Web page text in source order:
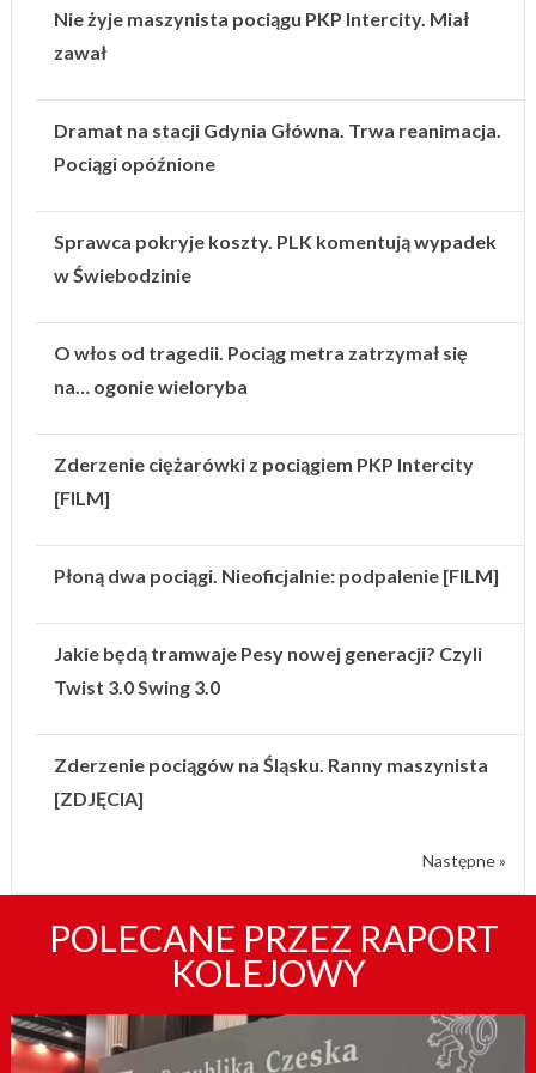
Nie żyje maszynista pociągu PKP Intercity. Miał
zawał
Dramat na stacji Gdynia Główna. Trwa reanimacja.
Pociągi opóźnione
Sprawca pokryje koszty. PLK komentują wypadek
w Świebodzinie
O włos od tragedii. Pociąg metra zatrzymał się
na… ogonie wieloryba
Zderzenie ciężarówki z pociągiem PKP Intercity
[FILM]
Płoną dwa pociągi. Nieoficjalnie: podpalenie [FILM]
Jakie będą tramwaje Pesy nowej generacji? Czyli
Twist 3.0 Swing 3.0
Zderzenie pociągów na Śląsku. Ranny maszynista
[ZDJĘCIA]
Następne »
POLECANE PRZEZ RAPORT
KOLEJOWY